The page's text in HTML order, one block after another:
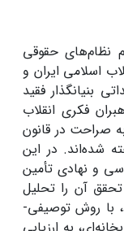
نظام‌های حقوقی
اسلامی ایران و
بنیانگذار فقید
فکری انقلاب
صراحت در قانون
شده‌اند. در این
و نهادی تأمین
آن را تحلیل
با روش توصیفی-